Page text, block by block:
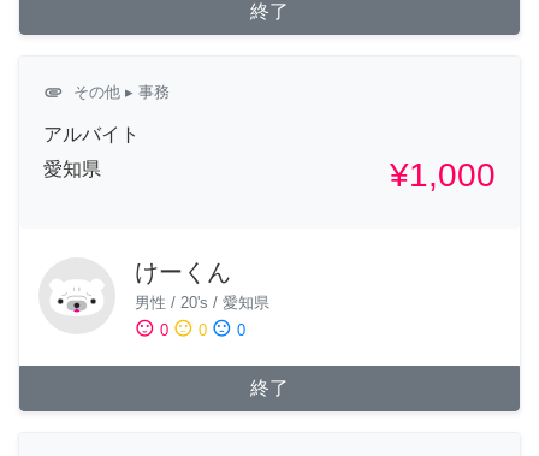
終了
attachment その他 ▸ 事務
アルバイト
愛知県
¥1,000
けーくん
男性 / 20's / 愛知県
sentiment_satisfied 0 sentiment_neutral 0 sentiment_dissatisfied 0
終了